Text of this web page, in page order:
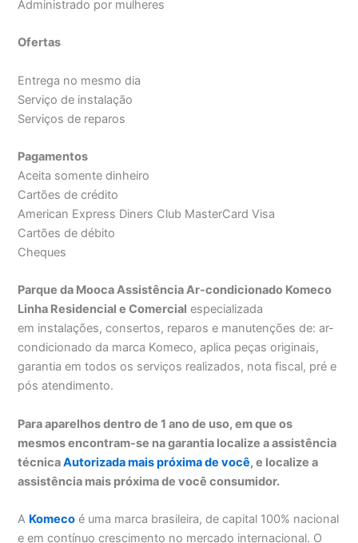
Administrado por mulheres
Ofertas
Entrega no mesmo dia
Serviço de instalação
Serviços de reparos
Pagamentos
Aceita somente dinheiro
Cartões de crédito
American Express Diners Club MasterCard Visa
Cartões de débito
Cheques
Parque da Mooca Assistência Ar-condicionado Komeco
Linha Residencial e Comercial especializada
em instalações, consertos, reparos e manutenções de: ar-
condicionado da marca Komeco, aplica peças originais,
garantia em todos os serviços realizados, nota fiscal, pré e
pós atendimento.
Para aparelhos dentro de 1 ano de uso, em que os
mesmos encontram-se na garantia localize a assistência
técnicaAutorizada mais próxima de você, e localize a
assistência mais próxima de você consumidor.
A Komeco é uma marca brasileira, de capital 100% nacional
e em contínuo crescimento no mercado internacional. O